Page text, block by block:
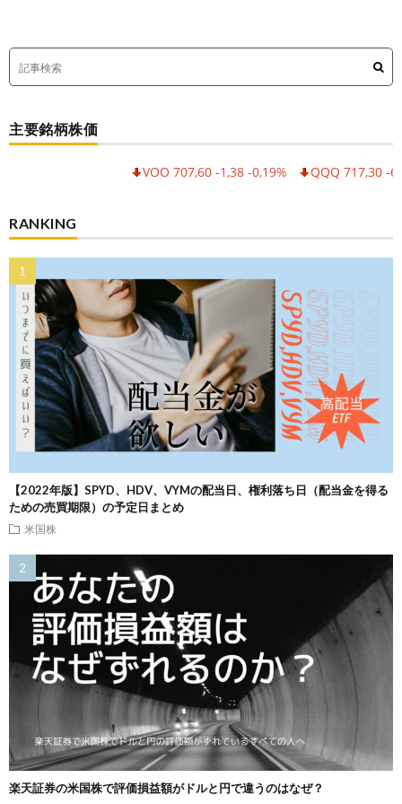
主要銘柄株価
VOO 707,60 -1,38 -0,19% QQQ 717,30 -6,55 -0,90%
RANKING
【2022年版】SPYD、HDV、VYMの配当日、権利落ち日（配当金を得る
ための売買期限）の予定日まとめ
米国株
楽天証券の米国株で評価損益額がドルと円で違うのはなぜ？